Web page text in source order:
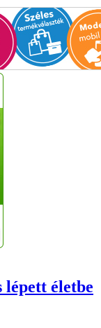
lépett életbe